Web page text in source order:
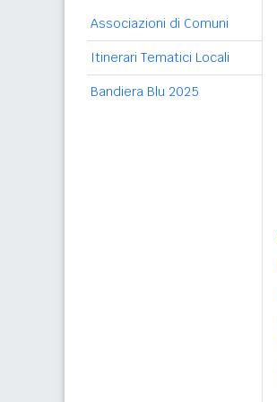
Associazioni di Comuni
Itinerari Tematici Locali
Bandiera Blu 2025